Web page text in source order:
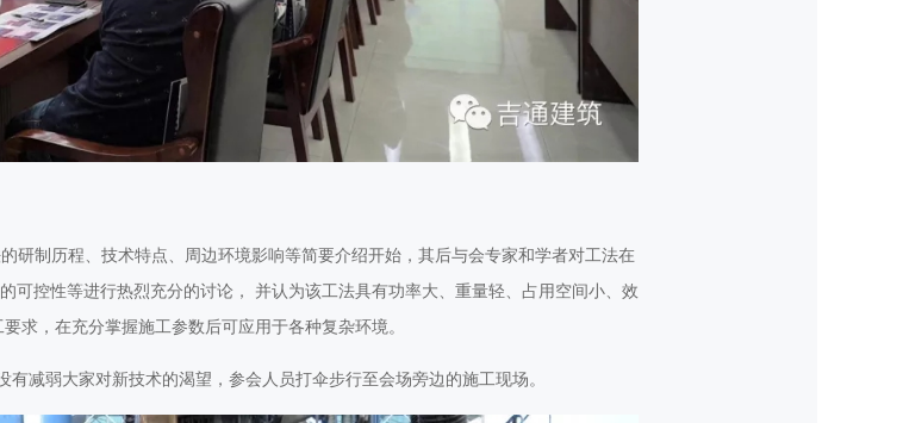
制历程、技术特点、周边环境影响等简要介绍开始，其后与会专家和学者对工法在
可控性等进行热烈充分的讨论， 并认为该工法具有功率大、重量轻、占用空间小、效
求，在充分掌握施工参数后可应用于各种复杂环境。
减弱大家对新技术的渴望，参会人员打伞步行至会场旁边的施工现场。